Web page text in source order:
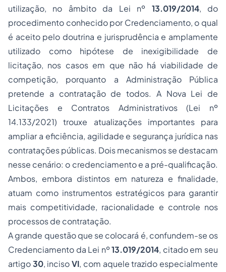
utilização, no âmbito da Lei nº 13.019/2014, do
procedimento conhecido por Credenciamento, o qual
é aceito pelo doutrina e jurisprudência e amplamente
utilizado como hipótese de inexigibilidade de
licitação, nos casos em que não há viabilidade de
competição, porquanto a Administração Pública
pretende a contratação de todos. A Nova Lei de
Licitações e Contratos Administrativos(Lei nº
14.133/2021) trouxe atualizações importantes para
ampliar a eficiência, agilidade e segurança jurídica nas
contratações públicas. Dois mecanismos se destacam
nesse cenário: o credenciamento e a pré-qualificação.
Ambos, embora distintos em natureza e finalidade,
atuam como instrumentos estratégicos para garantir
mais competitividade, racionalidade e controle nos
processos de contratação.
A grande questão que se colocará é, confundem-se os
Credenciamento da Lei nº13.019/2014, citado em seu
artigo30, incisoVI, com aquele trazido especialmente